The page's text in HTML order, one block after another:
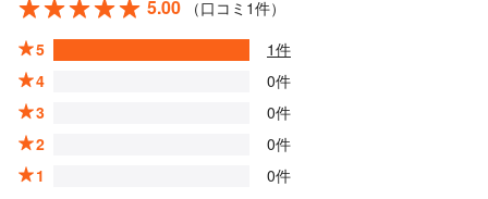
5.00
（口コミ1件）
5
1件
4
0件
3
0件
2
0件
1
0件